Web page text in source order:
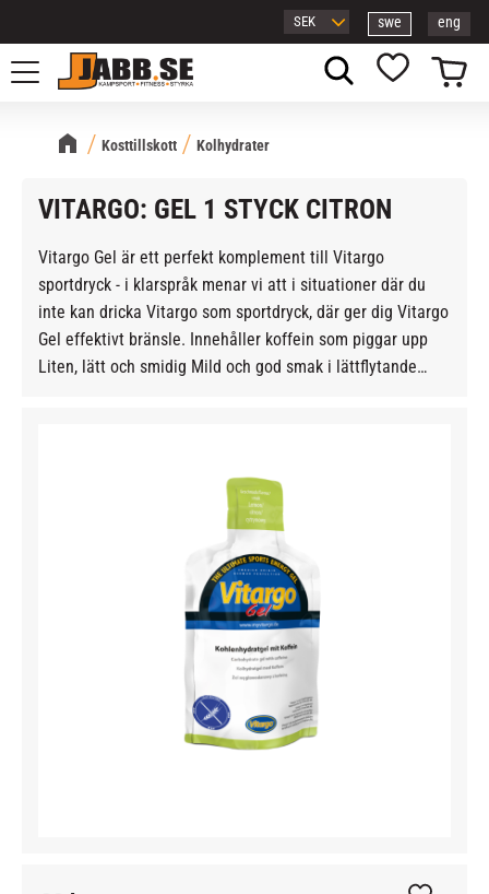
Meny
swe eng
Favoriter
Kundvagn
Kosttillskott Kolhydrater
VITARGO: GEL 1 STYCK CITRON
Vitargo Gel är ett perfekt komplement till Vitargo
sportdryck - i klarspråk menar vi att i situationer där du
inte kan dricka Vitargo som sportdryck, där ger dig Vitargo
Gel effektivt bränsle. Innehåller koffein som piggar upp
Liten, lätt och smidig Mild och god smak i lättflytande